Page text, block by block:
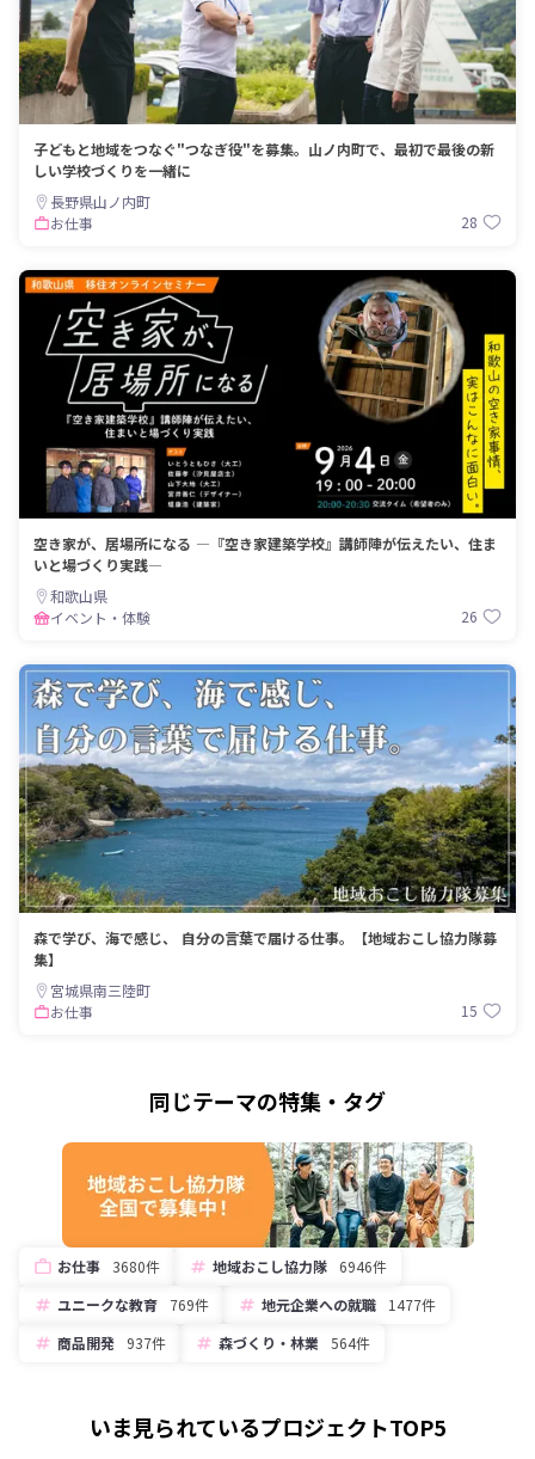
子どもと地域をつなぐ"つなぎ役"を募集。山ノ内町で、最初で最後の新
しい学校づくりを一緒に
長野県山ノ内町
お仕事
28
空き家が、居場所になる ―『空き家建築学校』講師陣が伝えたい、住ま
いと場づくり実践―
和歌山県
イベント・体験
26
森で学び、海で感じ、 自分の言葉で届ける仕事。【地域おこし協力隊募
集】
宮城県南三陸町
お仕事
15
同じテーマの特集・タグ
お仕事 3680件 地域おこし協力隊
6946件
ユニークな教育
769件 地元企業への就職
1477件
商品開発
937件 森づくり・林業 564件
いま見られているプロジェクトTOP5